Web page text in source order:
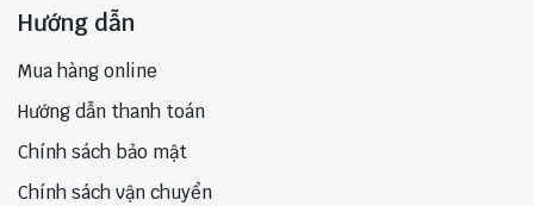
Hướng dẫn
Mua hàng online
Hướng dẫn thanh toán
Chính sách bảo mật
Chính sách vận chuyển